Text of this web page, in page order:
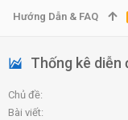
Thống kê diễn
Chủ đề
Bài viết
Hướng Dẫn & FAQ